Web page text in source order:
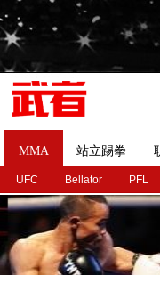
MMA
UFC Bellator PFL
站立踢拳